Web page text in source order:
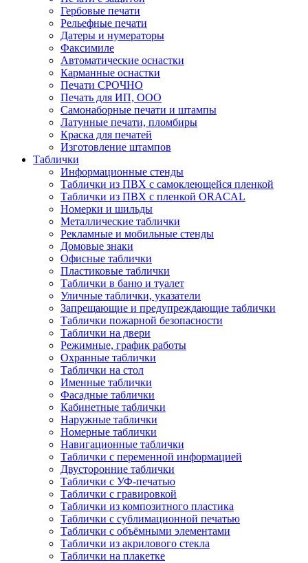
Гербовые печати
Рельефные печати
Датеры и нумераторы
Факсимиле
Автоматические оснастки
Карманные оснастки
Печати СРОЧНО
Печать для ИП, ООО
Самонаборные печати и штампы
Латунные печати, пломбиры
Краска для печатей
Изготовление штампов
Таблички
Информационные стенды
Таблички из ПВХ с самоклеющейся пленкой
Таблички из ПВХ с пленкой ORACAL
Номерки и шильды
Металлические таблички
Рекламные и мобильные стенды
Домовые знаки
Офисные таблички
Пластиковые таблички
Таблички в баню и туалет
Уличные таблички, указатели
Запрещающие и предупреждающие таблички
Таблички пожарной безопасности
Таблички на двери
Режимные, график работы
Охранные таблички
Таблички на стол
Именные таблички
Фасадные таблички
Кабинетные таблички
Наружные таблички
Номерные таблички
Навигационные таблички
Таблички с переменной информацией
Двусторонние таблички
Таблички с УФ-печатью
Таблички с гравировкой
Таблички из композитного пластика
Таблички с сублимационной печатью
Таблички с объёмными элементами
Таблички из акрилового стекла
Таблички на плакетке